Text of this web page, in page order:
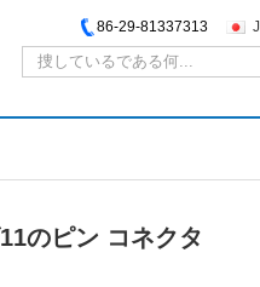
86-29-81337313
のピン コネクタ